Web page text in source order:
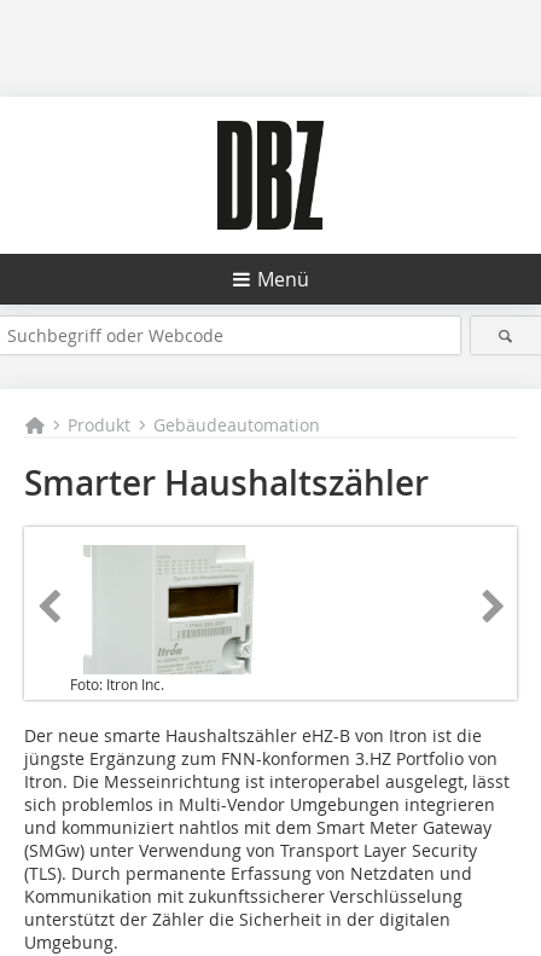
Menü
Produkt Gebäudeautomation
Smarter Haushaltszähler
Foto: Itron Inc.
Der neue smarte Haushaltszähler eHZ-B von Itron ist die
jüngste Ergänzung zum FNN-konformen 3.HZ Portfolio von
Itron. Die Messeinrichtung ist interoperabel ausgelegt, lässt
sich problemlos in Multi-Vendor Umgebungen integrieren
und kommuniziert nahtlos mit dem Smart Meter Gateway
(SMGw) unter Verwendung von Transport Layer Security
(TLS). Durch permanente Erfassung von Netzdaten und
Kommunikation mit zukunftssicherer Verschlüsselung
unterstützt der Zähler die Sicherheit in der digitalen
Umgebung.